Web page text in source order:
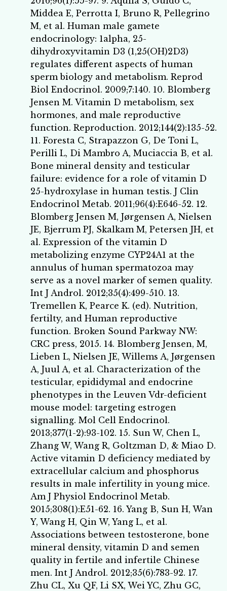
Middea E, Perrotta I, Bruno R, Pellegrino
M, et al. Human male gamete
endocrinology: 1alpha, 25-
dihydroxyvitamin D3 (1,25(OH)2D3)
regulates different aspects of human
sperm biology and metabolism. Reprod
Biol Endocrinol. 2009;7:140. 10. Blomberg
Jensen M. Vitamin D metabolism, sex
hormones, and male reproductive
function. Reproduction. 2012;144(2):135-52.
11. Foresta C, Strapazzon G, De Toni L,
Perilli L, Di Mambro A, Muciaccia B, et al.
Bone mineral density and testicular
failure: evidence for a role of vitamin D
25-hydroxylase in human testis. J Clin
Endocrinol Metab. 2011;96(4):E646-52. 12.
Blomberg Jensen M, Jørgensen A, Nielsen
JE, Bjerrum PJ, Skalkam M, Petersen JH, et
al. Expression of the vitamin D
metabolizing enzyme CYP24A1 at the
annulus of human spermatozoa may
serve as a novel marker of semen quality.
Int J Androl. 2012;35(4):499-510. 13.
Tremellen K, Pearce K. (ed). Nutrition,
fertilty, and Human reproductive
function. Broken Sound Parkway NW:
CRC press, 2015. 14. Blomberg Jensen, M,
Lieben L, Nielsen JE, Willems A, Jørgensen
A, Juul A, et al. Characterization of the
testicular, epididymal and endocrine
phenotypes in the Leuven Vdr-deficient
mouse model: targeting estrogen
signalling. Mol Cell Endocrinol.
2013;377(1-2):93-102. 15. Sun W, Chen L,
Zhang W, Wang R, Goltzman D, & Miao D.
Active vitamin D deficiency mediated by
extracellular calcium and phosphorus
results in male infertility in young mice.
Am J Physiol Endocrinol Metab.
2015;308(1):E51-62. 16. Yang B, Sun H, Wan
Y, Wang H, Qin W, Yang L, et al.
Associations between testosterone, bone
mineral density, vitamin D and semen
quality in fertile and infertile Chinese
men. Int J Androl. 2012;35(6):783-92. 17.
Zhu CL, Xu QF, Li SX, Wei YC, Zhu GC,